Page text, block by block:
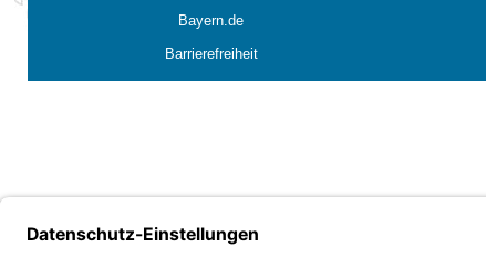
Bayern.de
Barrierefreiheit